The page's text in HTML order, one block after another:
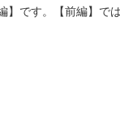
】です。【前編】で